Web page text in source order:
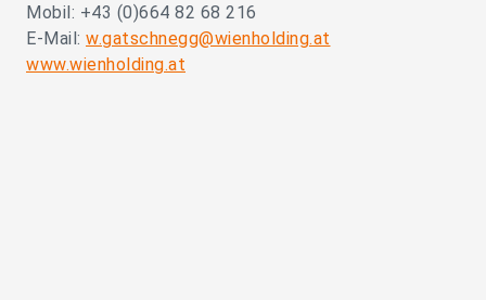
Mobil: +43 (0)664 82 68 216
E-Mail: w.gatschnegg@wienholding.at
www.wienholding.at